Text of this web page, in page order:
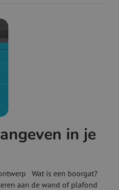
in je
Wat is een boorgat?
aan de wand of plafond